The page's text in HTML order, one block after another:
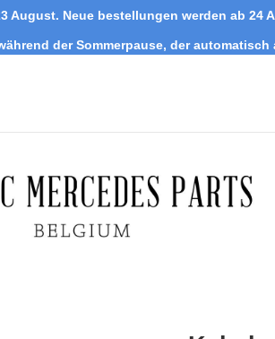
August. Neue bestellungen werden ab 24
der Sommerpause, der